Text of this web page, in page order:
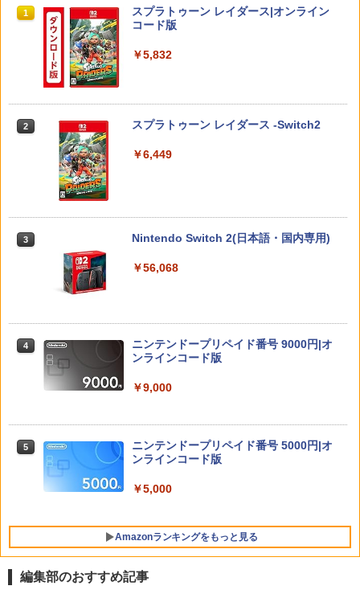
h 保護フィルム 有機el ブルーライトカッ
ト シート 本体 ガラス lite ケース カバー
2
Nintendo Switch2 ケース EVA キャリン
ケース 収納バッグ ニンテンドー スイッ
Switch 2対応 Switch 2 収納ケース 収納
￥1,211
ードケース FancyCase-G05 Nintendo
2025年 スイッチ2モデル用 スリムケース
持ち運び キャリングケース 耐衝撃 薄型
ハードポーチ ゲームカード12枚収納 ア
5
セガ 【Switch2】ツーポイントミュージ
アム [POT-P-AAS5A NSW2 ツ-ポイント
￥7,480
月19日)(【初回購入封入特典】ヴィンテ
3
ソニー・インタラクティブエンタテイン
メント 【PS5】ディスクドライブ [CFI-Z
4
【新品】【PS5HD】NOLVA Mechanical
All-Button ArcadeController for PlayS
アストロボット
￥4,968
晴 ]
￥3,960
on 3【Blu-ray】 [ 長月達平 ]
￥7,821
1
スプラトゥーン レイダース|オンライン
コード版
￥5,832
2 スプラトゥーン レイダース -Switch2
￥6,449
3 Nintendo Switch 2(日本語・国内専用)
￥56,068
4
ニンテンドープリペイド番号 9000円|オ
ンラインコード版
￥9,000
5
ニンテンドープリペイド番号 5000円|オ
ンラインコード版
￥5,000
Amazonランキングをもっと見る
編集部のおすすめ記事